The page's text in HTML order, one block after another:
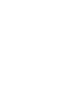
家子。
力而缓慢提升着宠